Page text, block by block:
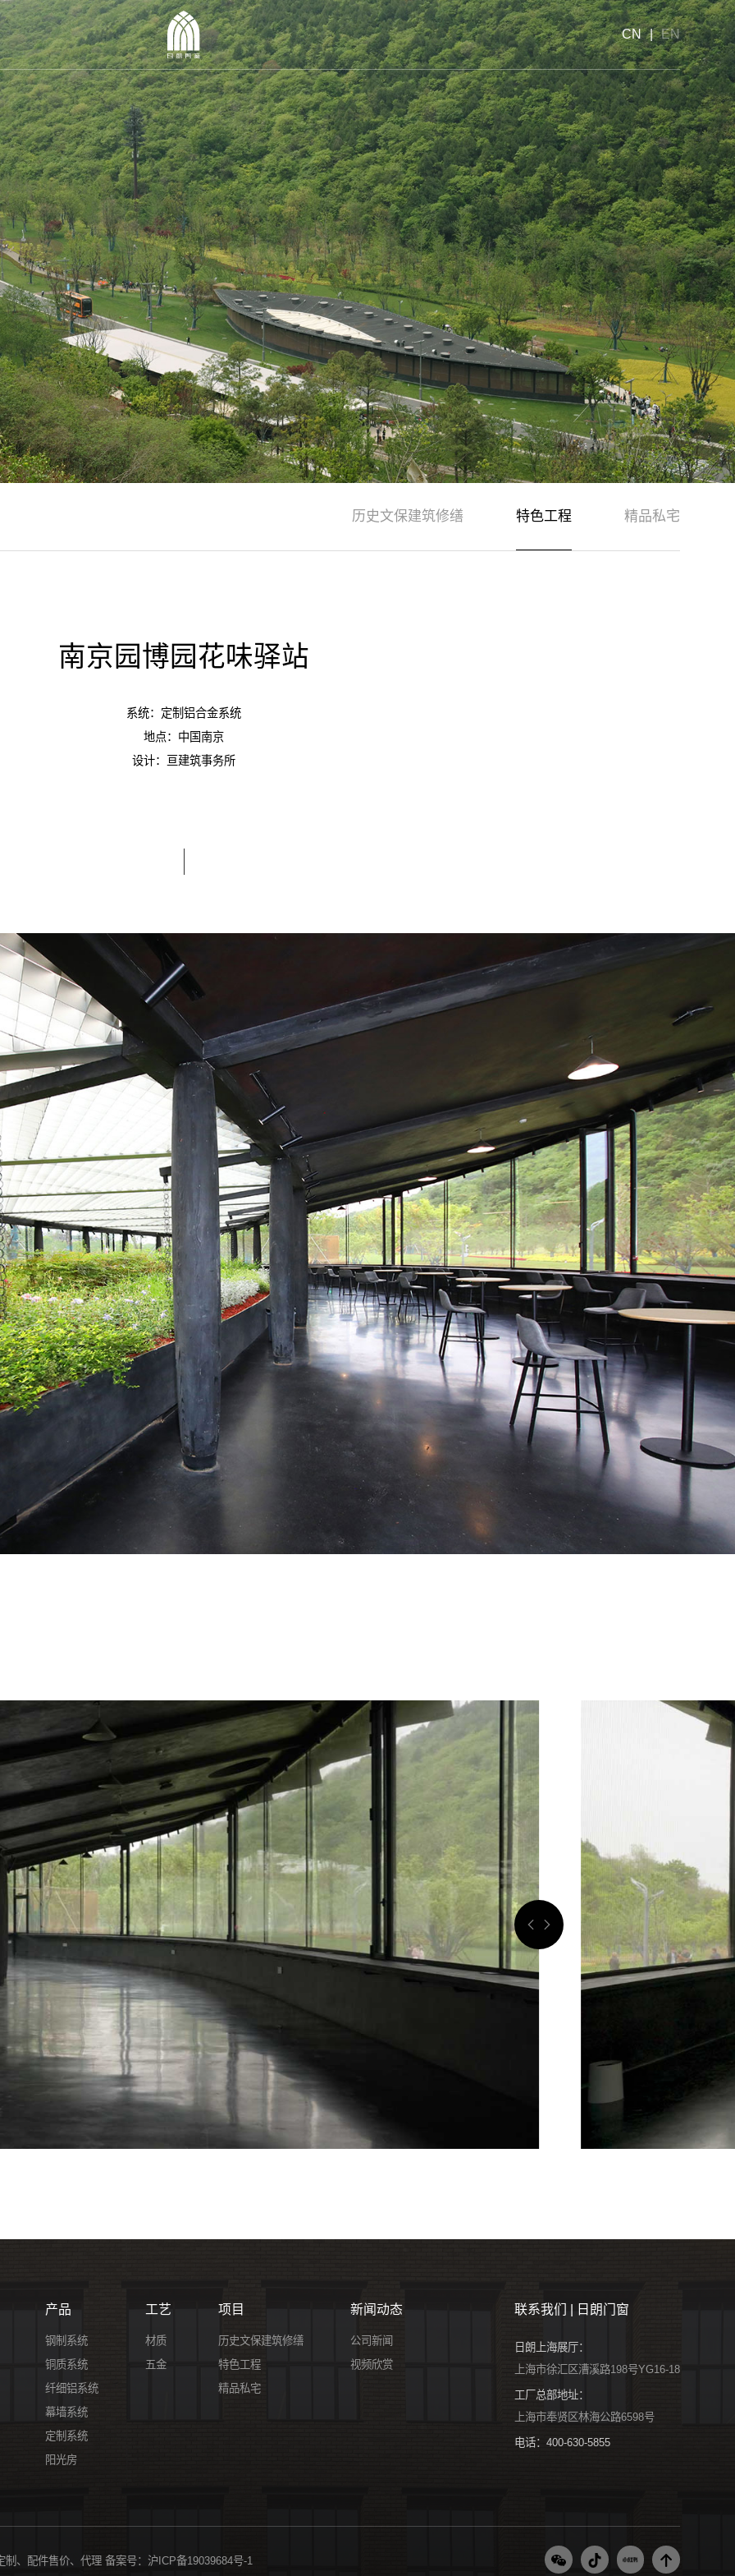
CN | EN
日朗
产品
工艺
项目
新闻动态
联系我们
日朗介绍
发展历史
服务
可持续发展
证书/专利
合作品牌
历史文保建筑修缮 特色工程 精品私宅
南京园博园花味驿站
系统：定制铝合金系统
地点：中国南京
设计：亘建筑事务所
产品
钢制系统
铜质系统
纤细铝系统
幕墙系统
定制系统
阳光房
工艺
材质
五金
项目
历史文保建筑修缮
特色工程
精品私宅
新闻动态
公司新闻
视频欣赏
联系我们 | 日朗门窗
日朗上海展厅：
上海市徐汇区漕溪路198号YG16-18
工厂总部地址：
上海市奉贤区林海公路6598号
电话：400-630-5855
制、配件售价、代理备案号：沪ICP备19039684号-1